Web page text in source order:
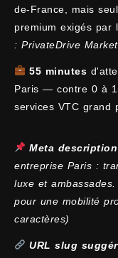
de-France, mais
premium exigés par
: PrivateDrive
55 minutes
Paris — contre 0 à
services VTC grand
Meta
entreprise Paris :
luxe et
pour une mobilité
caractères)
URL slug